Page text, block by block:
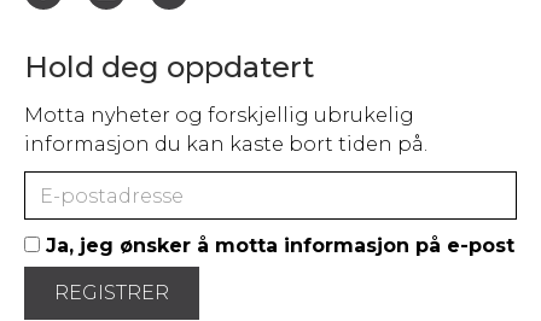
Hold deg oppdatert
Motta nyheter og forskjellig ubrukelig
informasjon du kan kaste bort tiden på.
Ja, jeg ønsker å motta informasjon på e-post